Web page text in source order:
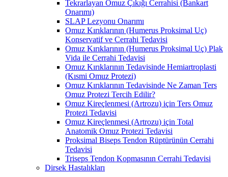
Tekrarlayan Omuz Çıkığı Cerrahisi (Bankart
Onarımı)
SLAP Lezyonu Onarımı
Omuz Kırıklarının (Humerus Proksimal Uç)
Konservatif ve Cerrahi Tedavisi
Omuz Kırıklarının (Humerus Proksimal Uç) Plak
Vida ile Cerrahi Tedavisi
Omuz Kırıklarının Tedavisinde Hemiartroplasti
(Kısmi Omuz Protezi)
Omuz Kırıklarının Tedavisinde Ne Zaman Ters
Omuz Protezi Tercih Edilir?
Omuz Kireçlenmesi (Artrozu) için Ters Omuz
Protezi Tedavisi
Omuz Kireçlenmesi (Artrozu) için Total
Anatomik Omuz Protezi Tedavisi
Proksimal Biseps Tendon Rüptürünün Cerrahi
Tedavisi
Triseps Tendon Kopmasının Cerrahi Tedavisi
Dirsek Hastalıkları